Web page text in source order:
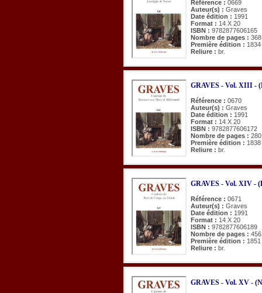
Référence : 0669
Auteur(s) : Graves
Date édition : 1991
Format : 14 X 20
ISBN : 9782877606165
Nombre de pages : 368
Première édition : 1834
Reliure : br.
GRAVES - Vol. XIII -
Référence : 0670
Auteur(s) : Graves
Date édition : 1991
Format : 14 X 20
ISBN : 9782877606172
Nombre de pages : 280
Première édition : 1838
Reliure : br.
GRAVES - Vol. XIV -
Référence : 0671
Auteur(s) : Graves
Date édition : 1991
Format : 14 X 20
ISBN : 9782877606189
Nombre de pages : 456
Première édition :
Reliure : br.
GRAVES - Vol. XV -